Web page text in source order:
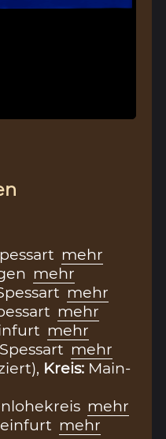
mehr
mehr
mehr
mehr
mehr
mehr
Kreis: Main-
mehr
mehr